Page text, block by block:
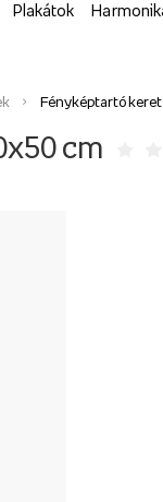
Plakátok
Fényképtartó keret
cm